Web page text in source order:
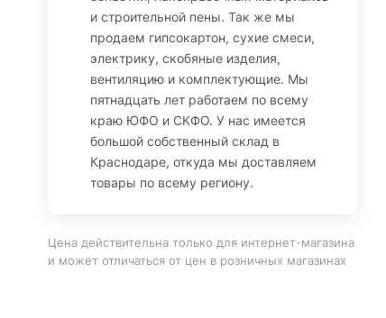
и строительной пены. Так же мы
продаем гипсокартон, сухие смеси,
электрику, скобяные изделия,
вентиляцию и комплектующие. Мы
пятнадцать лет работаем по всему
краю ЮФО и СКФО. У нас имеется
большой собственный склад в
Краснодаре, откуда мы доставляем
товары по всему региону.
Цена действительна только для интернет-магазина
и может отличаться от цен в розничных магазинах